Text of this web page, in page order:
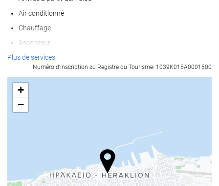
Air conditionné
Chauffage
Ascenseur
Accès personnes à mobilité réduite
Chambres Non-fumeurs
établissement entièrement non-fumeurs
Les animaux de compagnie ne sont pas acceptés
Services de réception
Réception ouverte 24h/24
Plus de services
Numéro d'inscription au Registre du Tourisme: 1039K015A0001500
+
−